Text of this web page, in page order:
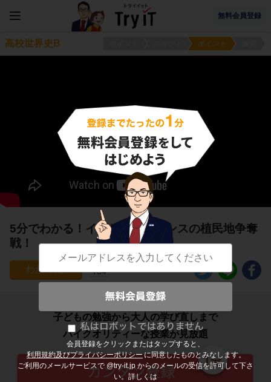
無料会員登録
会員登録をクリックまたはタップすると、
利用規約及びプライバシーポリシーに同意したものとみなします。
ご利用のメールサービスで @try-it.jp からのメールの受信を許可して下さ
い。詳しくは
高校世界史B ポイント
5分でわかる！イギリスとフランスの植民地争奪
戦！
134
子どもの勉強から大人の学び直しまで
ハイクオリティーな授業が見放題